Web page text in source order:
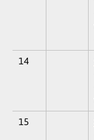
14
15